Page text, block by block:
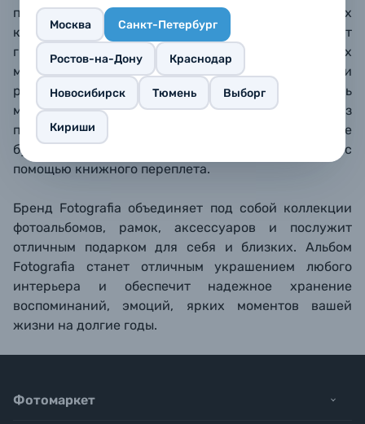
Москва Санкт-Петербург
Ростов-на-Дону Краснодар
Новосибирск Тюмень Выборг
Кириши
подходит для семейных фото. В прозрачных
кармашках фотографии надежно защищены от
грязи, пыли, отпечатков пальцев. Со временем их
можно легко поменять местами. Снимки
размещаются по 2 на странице, рядом есть
место для подписи. Обложка альбома твердая, из
плотного ламинированного картона, белые
бумажные страницы закреплены с
помощью книжного переплета.
Бренд Fotografia объединяет под собой коллекции
фотоальбомов, рамок, аксессуаров и послужит
отличным подарком для себя и близких. Альбом
Fotografia станет отличным украшением любого
интерьера и обеспечит надежное хранение
воспоминаний, эмоций, ярких моментов вашей
жизни на долгие годы.
Фотомаркет